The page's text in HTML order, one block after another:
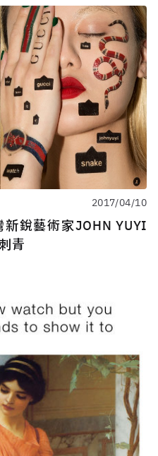
2017/04/10
銳藝術家JOHN YUYI
青